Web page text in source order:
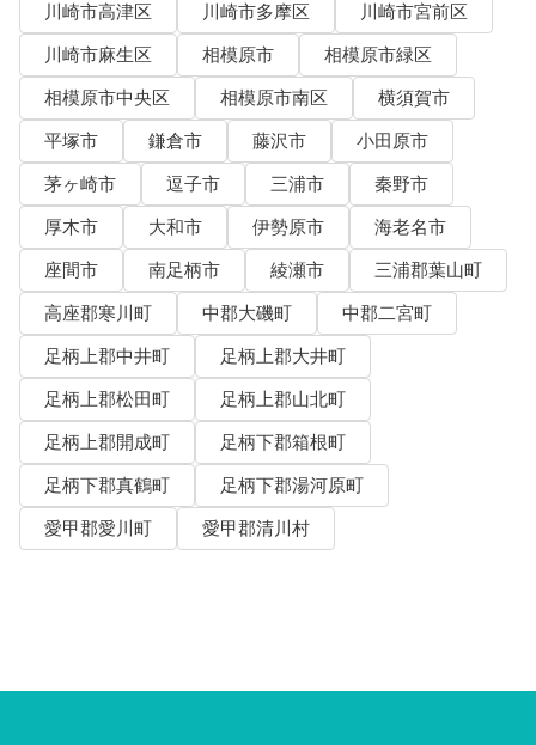
川崎市高津区
川崎市多摩区
川崎市宮前区
川崎市麻生区
相模原市
相模原市緑区
相模原市中央区
相模原市南区
横須賀市
平塚市
鎌倉市 藤沢市
小田原市
茅ヶ崎市
逗子市 三浦市
秦野市
厚木市
大和市 伊勢原市
海老名市
座間市
南足柄市 綾瀬市
三浦郡葉山町
高座郡寒川町
中郡大磯町
中郡二宮町
足柄上郡中井町
足柄上郡大井町
足柄上郡松田町
足柄上郡山北町
足柄上郡開成町
足柄下郡箱根町
足柄下郡真鶴町
足柄下郡湯河原町
愛甲郡愛川町
愛甲郡清川村